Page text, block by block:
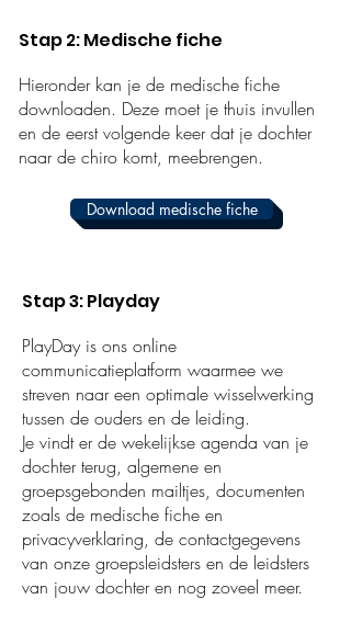
Stap 2: Medische fiche
Hieronder kan je de medische fiche
downloaden. Deze moet je thuis invullen
en de eerst volgende keer dat je dochter
naar de chiro komt, meebrengen.
Download medische fiche
Stap 3: Playday
PlayDay is ons online
communicatieplatform waarmee we
streven naar een optimale wisselwerking
tussen de ouders en de leiding.
Je vindt er de wekelijkse agenda van je
dochter terug, algemene en
groepsgebonden mailtjes, documenten
zoals de medische fiche en
privacyverklaring, de contactgegevens
van onze groepsleidsters en de leidsters
van jouw dochter en nog zoveel meer.